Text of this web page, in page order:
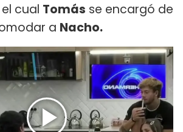
cual Tomás se encargó de
a Nacho.